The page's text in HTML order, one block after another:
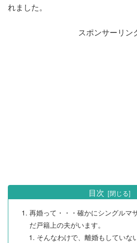
れました。
スポンサーリン
目次
再婚って・・・確かにシングルマ
だ戸籍上の夫がいます。
そんなわけで、離婚もしていな